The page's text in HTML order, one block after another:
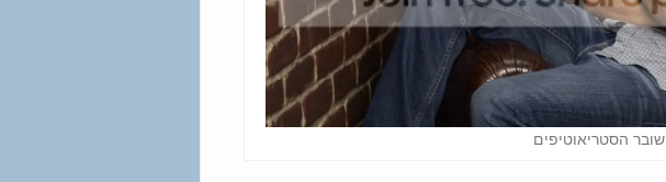
שובר הסטריאוטיפים